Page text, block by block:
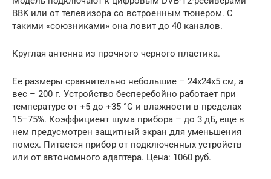
BBK или от телевизора со встроенным тюнером. С
такими «союзниками» она ловит до 40 каналов.
Круглая антенна из прочного черного пластика.
Ее размеры сравнительно небольшие – 24х24х5 см, а
вес – 200 г. Устройство бесперебойно работает при
температуре от +5 до +35 °С и влажности в пределах
15–75%. Коэффициент шума прибора – до 3 дБ, еще в
нем предусмотрен защитный экран для уменьшения
помех. Питается прибор от подключенных устройств
или от автономного адаптера. Цена: 1060 руб.